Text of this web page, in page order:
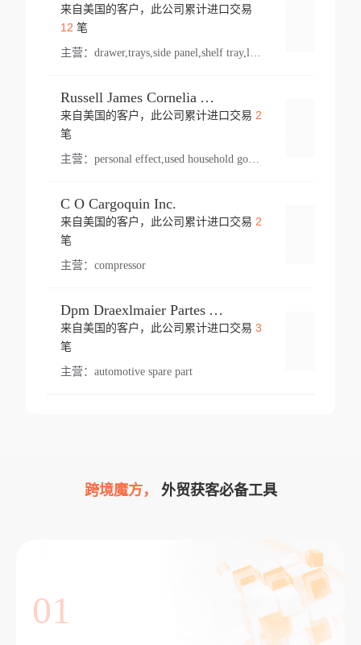
来自美国的客户，此公司累计进口交易
12 笔
主营：
Russell James Cornelia Arlington Va
来自美国的客户，此公司累计进口交易 2
笔
主营： personal effect,used household goods
C O Cargoquin Inc.
来自美国的客户，此公司累计进口交易 2
笔
主营： compressor
Dpm Draexlmaier Partes Automotrices Corr Ind Huejotzingo
来自美国的客户，此公司累计进口交易 3
笔
主营： automotive spare part
跨境魔方， 外贸获客必备工具
01